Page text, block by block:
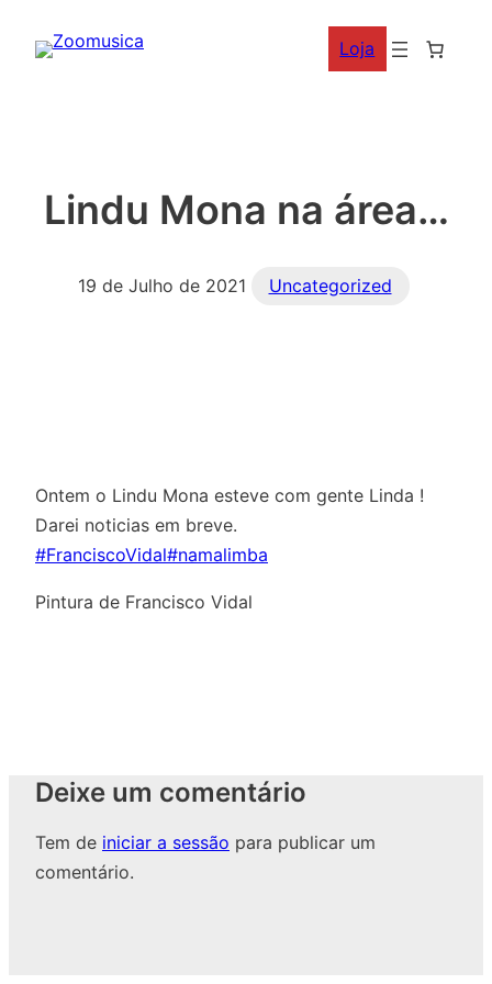
para
Loja
Lindu Mona na área…
19 de Julho de 2021 Uncategorized
Ontem o Lindu Mona esteve com gente Linda !
Darei noticias em breve.
#FranciscoVidal#namalimba
Pintura de Francisco Vidal
Deixe um comentário
Tem de iniciar a sessão para publicar um
comentário.